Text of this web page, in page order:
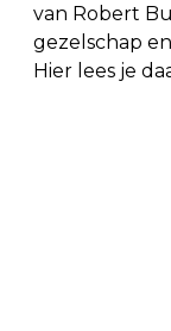
van Robert
gezelschap
Hier lees je